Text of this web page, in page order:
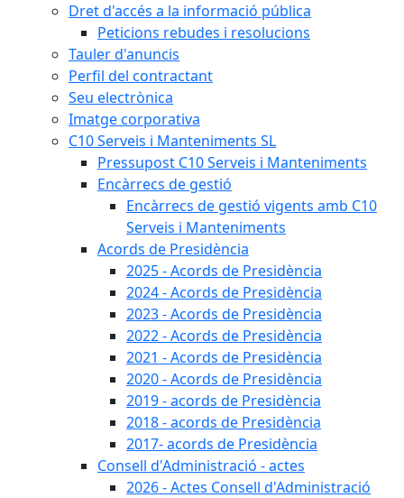
Dret d'accés a la informació pública
Peticions rebudes i resolucions
Tauler d'anuncis
Perfil del contractant
Seu electrònica
Imatge corporativa
C10 Serveis i Manteniments SL
Pressupost C10 Serveis i Manteniments
Encàrrecs de gestió
Encàrrecs de gestió vigents amb C10
Serveis i Manteniments
Acords de Presidència
2025 - Acords de Presidència
2024 - Acords de Presidència
2023 - Acords de Presidència
2022 - Acords de Presidència
2021 - Acords de Presidència
2020 - Acords de Presidència
2019 - acords de Presidència
2018 - acords de Presidència
2017- acords de Presidència
Consell d'Administració - actes
2026 - Actes Consell d'Administració